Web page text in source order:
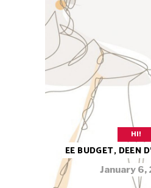
HI!
EE BUDGET, DEEN
January 6,